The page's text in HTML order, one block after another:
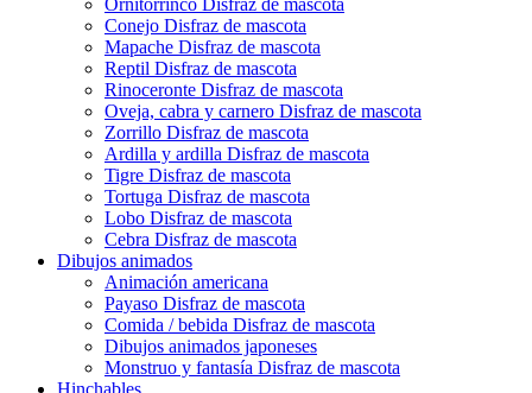
Ornitorrinco Disfraz de mascota
Conejo Disfraz de mascota
Mapache Disfraz de mascota
Reptil Disfraz de mascota
Rinoceronte Disfraz de mascota
Oveja, cabra y carnero Disfraz de mascota
Zorrillo Disfraz de mascota
Ardilla y ardilla Disfraz de mascota
Tigre Disfraz de mascota
Tortuga Disfraz de mascota
Lobo Disfraz de mascota
Cebra Disfraz de mascota
Dibujos animados
Animación americana
Payaso Disfraz de mascota
Comida / bebida Disfraz de mascota
Dibujos animados japoneses
Monstruo y fantasía Disfraz de mascota
Hinchables